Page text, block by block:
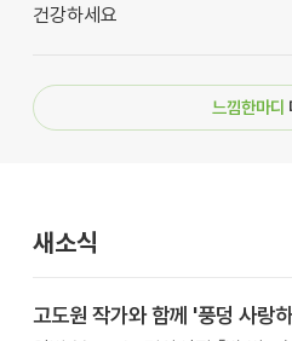
건강하세요
느낌한마디
새소식
고도원 작가와 함께 '풍덩 사랑